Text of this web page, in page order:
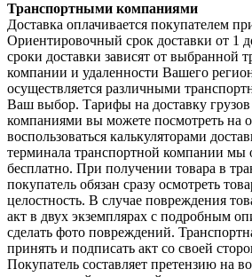
Транспортными компаниями
Доставка оплачивается покупателем
Ориентировочный срок доставки от 1
сроки доставки зависят от выбранной
компании и удаленности Вашего
осуществляется различными
Ваш выбор. Тарифы на доставку
компаниями вы можете посмотреть на
воспользоваться калькуляторами
терминала транспортной компании мы
бесплатно. При получении товара в
покупатель обязан сразу осмотреть
целостность. В случае повреждения
акт в двух экземплярах с подробным
сделать фото повреждений.
принять и подписать акт со своей
Покупатель составляет претензию на